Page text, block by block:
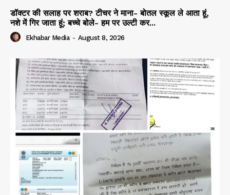
डॉक्टर की सलाह पर शराब? टीचर ने माना- बोतल स्कूल ले आता हूं,
नशे में गिर जाता हूं; बच्चे बोले- हम पर उल्टी कर...
Ekhabar Media - August 8, 2026